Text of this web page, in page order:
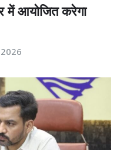
में आयोजित करेगा